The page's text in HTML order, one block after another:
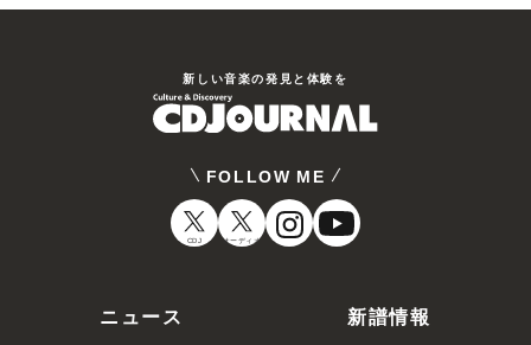
新しい⾳楽の発⾒と体験を
FOLLOW ME
CDJ オーディオ
ニュース 新譜情報